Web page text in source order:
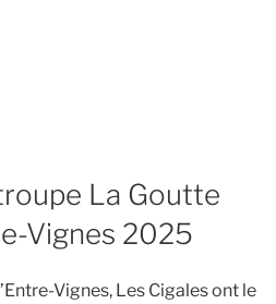
La Goutte
Vignes 2025
Vignes, Les Cigales ont le